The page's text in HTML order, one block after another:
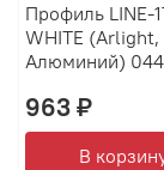
Профиль LINE-
WHITE (Arlight,
Алюминий)
963 ₽
В